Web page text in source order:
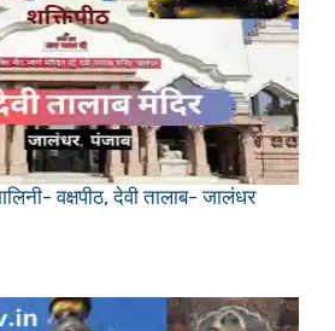
वक्षपीठ, देवी तालाब- जालंधर